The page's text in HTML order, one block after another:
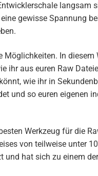
langsam
gewisse Spannung
In diesem
ihr aus euren Raw
wie ihr in
und so euren eigenen
Werkzeug für die
von teilweise unter
und hat sich zu einem